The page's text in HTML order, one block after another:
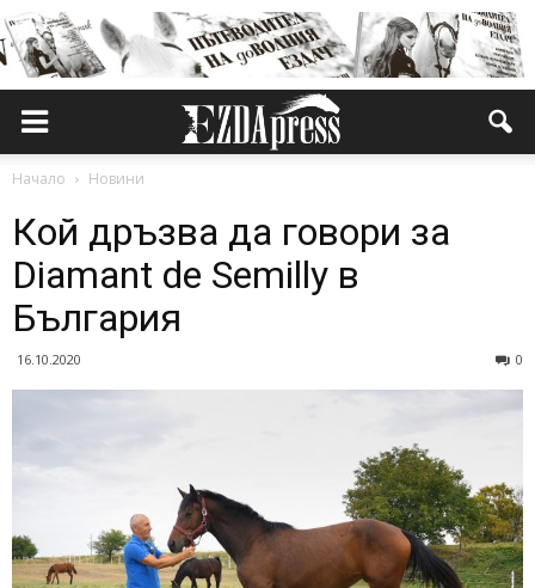
Начало Новини
Кой дръзва да говори за
Diamant de Semilly в
България
16.10.2020 0